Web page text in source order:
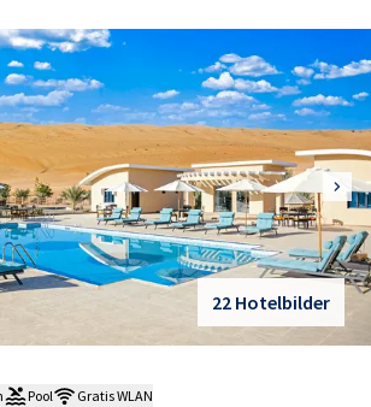
22 Hotelbilder
Pool Gratis WLAN